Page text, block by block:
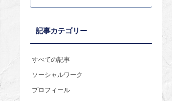
記事カテゴリー
すべての記事
ソーシャルワーク
プロフィール